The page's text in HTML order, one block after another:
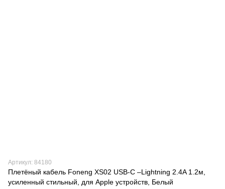
Артикул: 84180
Плетёный кабель Foneng XS02 USB-C –Lightning 2.4A 1.2м,
усиленный стильный, для Apple устройств, Белый